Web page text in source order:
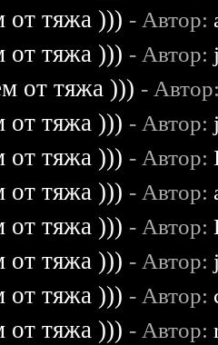
от тяжа ))) - Автор:
от тяжа ))) - Автор:
от тяжа ))) -
от тяжа ))) - Автор:
от тяжа ))) - Автор:
от тяжа ))) - Автор:
от тяжа ))) - Автор:
от тяжа ))) - Автор:
от тяжа ))) - Автор:
от тяжа ))) - Автор: